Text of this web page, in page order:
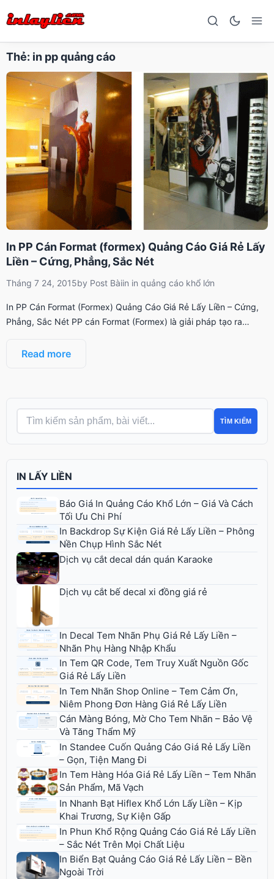
Thẻ: in pp quảng cáo
In PP Cán Format (formex) Quảng Cáo Giá Rẻ Lấy
Liền – Cứng, Phẳng, Sắc Nét
Tháng 7 24, 2015by Post Bàiin in quảng cáo khổ lớn
In PP Cán Format (Formex) Quảng Cáo Giá Rẻ Lấy Liền – Cứng,
Phẳng, Sắc Nét PP cán Format (Formex) là giải pháp tạo ra…
Read more
TÌM KIẾM
IN LẤY LIỀN
Báo Giá In Quảng Cáo Khổ Lớn – Giá Và Cách
Tối Ưu Chi Phí
In Backdrop Sự Kiện Giá Rẻ Lấy Liền – Phông
Nền Chụp Hình Sắc Nét
Dịch vụ cắt decal dán quán Karaoke
Dịch vụ cắt bế decal xi đồng giá rẻ
In Decal Tem Nhãn Phụ Giá Rẻ Lấy Liền –
Nhãn Phụ Hàng Nhập Khẩu
In Tem QR Code, Tem Truy Xuất Nguồn Gốc
Giá Rẻ Lấy Liền
In Tem Nhãn Shop Online – Tem Cảm Ơn,
Niêm Phong Đơn Hàng Giá Rẻ Lấy Liền
Cán Màng Bóng, Mờ Cho Tem Nhãn – Bảo Vệ
Và Tăng Thẩm Mỹ
In Standee Cuốn Quảng Cáo Giá Rẻ Lấy Liền
– Gọn, Tiện Mang Đi
In Tem Hàng Hóa Giá Rẻ Lấy Liền – Tem Nhãn
Sản Phẩm, Mã Vạch
In Nhanh Bạt Hiflex Khổ Lớn Lấy Liền – Kịp
Khai Trương, Sự Kiện Gấp
In Phun Khổ Rộng Quảng Cáo Giá Rẻ Lấy Liền
– Sắc Nét Trên Mọi Chất Liệu
In Biển Bạt Quảng Cáo Giá Rẻ Lấy Liền – Bền
Ngoài Trời